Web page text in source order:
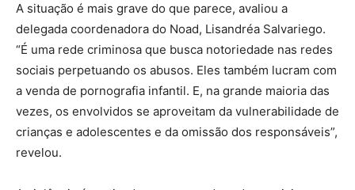
A situação é mais grave do que parece, avaliou a
delegada coordenadora do Noad, Lisandréa Salvariego.
“É uma rede criminosa que busca notoriedade nas redes
sociais perpetuando os abusos. Eles também lucram com
a venda de pornografia infantil. E, na grande maioria das
vezes, os envolvidos se aproveitam da vulnerabilidade de
crianças e adolescentes e da omissão dos responsáveis”,
revelou.